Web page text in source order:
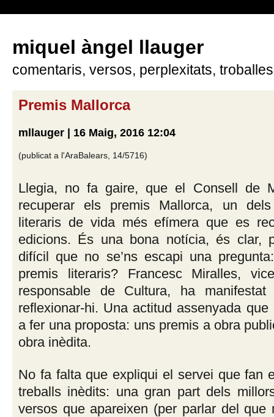
miquel àngel llauger
comentaris, versos, perplexitats, troballes
Premis Mallorca
mllauger | 16 Maig, 2016 12:04
(publicat a l'AraBalears, 14/5716)
Llegia, no fa gaire, que el Consell de
recuperar els premis Mallorca, un dels
literaris de vida més efímera que es
edicions. És una bona notícia, és clar,
difícil que no se’ns escapi una
premis literaris? Francesc Miralles,
responsable de Cultura, ha
reflexionar-hi. Una actitud assenyada que
a fer una proposta: uns premis a obra
obra inèdita.
No fa falta que expliqui el servei que fan
treballs inèdits: una gran part dels
versos que apareixen (per parlar del que